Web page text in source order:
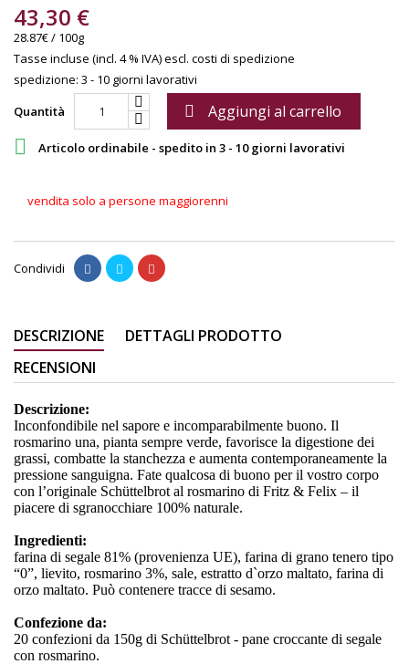
43,30 €
28.87€ / 100g
Tasse incluse (incl. 4 % IVA)escl. costi di spedizione
spedizione: 3 - 10 giorni lavorativi
Quantità
 Aggiungi al carrello
 Articolo ordinabile - spedito in 3 - 10 giorni lavorativi
vendita solo a persone maggiorenni
Condividi
DESCRIZIONE
DETTAGLI PRODOTTO
RECENSIONI
Descrizione:
Inconfondibile nel sapore e incomparabilmente buono. Il
rosmarino una, pianta sempre verde, favorisce la digestione dei
grassi, combatte la stanchezza e aumenta contemporaneamente la
pressione sanguigna. Fate qualcosa di buono per il vostro corpo
con l’originale Schüttelbrot al rosmarino di Fritz & Felix – il
piacere di sgranocchiare 100% naturale.
Ingredienti:
farina di segale 81% (provenienza UE), farina di grano tenero tipo
“0”, lievito, rosmarino 3%, sale, estratto d`orzo maltato, farina di
orzo maltato. Può contenere tracce di sesamo.
Confezione da:
20 confezioni da 150g di Schüttelbrot - pane croccante di segale
con rosmarino.